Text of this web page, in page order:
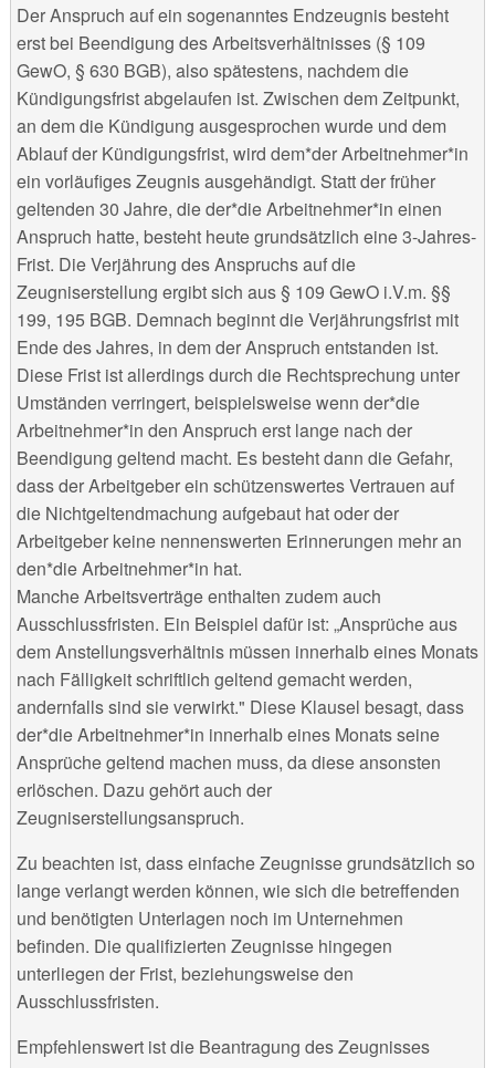
Der Anspruch auf ein sogenanntes Endzeugnis besteht
erst bei Beendigung des Arbeitsverhältnisses (§ 109
GewO, § 630 BGB), also spätestens, nachdem die
Kündigungsfrist abgelaufen ist. Zwischen dem Zeitpunkt,
an dem die Kündigung ausgesprochen wurde und dem
Ablauf der Kündigungsfrist, wird dem*der Arbeitnehmer*in
ein vorläufiges Zeugnis ausgehändigt. Statt der früher
geltenden 30 Jahre, die der*die Arbeitnehmer*in einen
Anspruch hatte, besteht heute grundsätzlich eine 3-Jahres-
Frist. Die Verjährung des Anspruchs auf die
Zeugniserstellung ergibt sich aus § 109 GewO i.V.m. §§
199, 195 BGB. Demnach beginnt die Verjährungsfrist mit
Ende des Jahres, in dem der Anspruch entstanden ist.
Diese Frist ist allerdings durch die Rechtsprechung unter
Umständen verringert, beispielsweise wenn der*die
Arbeitnehmer*in den Anspruch erst lange nach der
Beendigung geltend macht. Es besteht dann die Gefahr,
dass der Arbeitgeber ein schützenswertes Vertrauen auf
die Nichtgeltendmachung aufgebaut hat oder der
Arbeitgeber keine nennenswerten Erinnerungen mehr an
den*die Arbeitnehmer*in hat.
Manche Arbeitsverträge enthalten zudem auch
Ausschlussfristen. Ein Beispiel dafür ist: „Ansprüche aus
dem Anstellungsverhältnis müssen innerhalb eines Monats
nach Fälligkeit schriftlich geltend gemacht werden,
andernfalls sind sie verwirkt." Diese Klausel besagt, dass
der*die Arbeitnehmer*in innerhalb eines Monats seine
Ansprüche geltend machen muss, da diese ansonsten
erlöschen. Dazu gehört auch der
Zeugniserstellungsanspruch.
Zu beachten ist, dass einfache Zeugnisse grundsätzlich so
lange verlangt werden können, wie sich die betreffenden
und benötigten Unterlagen noch im Unternehmen
befinden. Die qualifizierten Zeugnisse hingegen
unterliegen der Frist, beziehungsweise den
Ausschlussfristen.
Empfehlenswert ist die Beantragung des Zeugnisses